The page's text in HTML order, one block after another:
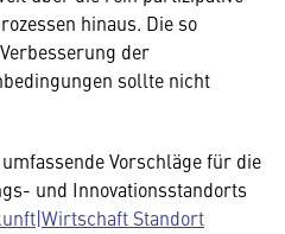
hinaus. Die so
der
sollte nicht
Vorschläge für die
und Innovationsstandorts
Standort